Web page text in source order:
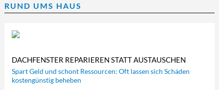
RUND UMS HAUS
DACHFENSTER REPARIEREN STATT AUSTAUSCHEN
Spart Geld und schont Ressourcen: Oft lassen sich Schäden
kostengünstig beheben